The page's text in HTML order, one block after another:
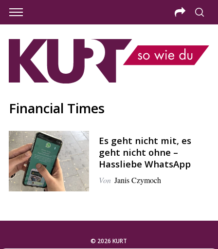
Financial Times
Es geht nicht mit, es
geht nicht ohne –
Hassliebe WhatsApp
Von Janis Czymoch
© 2026 KURT
S
r